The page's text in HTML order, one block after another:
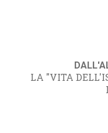
LA "VITA